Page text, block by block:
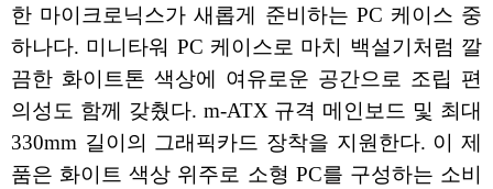
한 마이크로닉스가 새롭게 준비하는 PC 케이스 중
하나다. 미니타워 PC 케이스로 마치 백설기처럼 깔
끔한 화이트톤 색상에 여유로운 공간으로 조립 편
의성도 함께 갖췄다. m-ATX 규격 메인보드 및 최대
330mm 길이의 그래픽카드 장착을 지원한다. 이 제
품은 화이트 색상 위주로 소형 PC를 구성하는 소비